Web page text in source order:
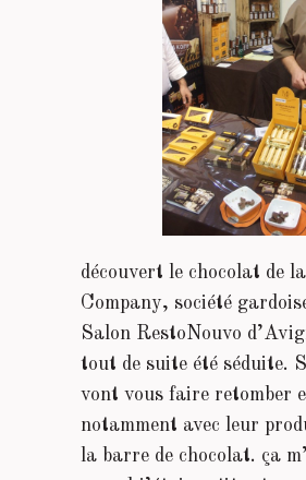
découvert le chocolat de
Company, société
Salon RestoNouvo
tout de suite été séduite.
vont vous faire retomber
notamment avec leur
la barre de chocolat. ça